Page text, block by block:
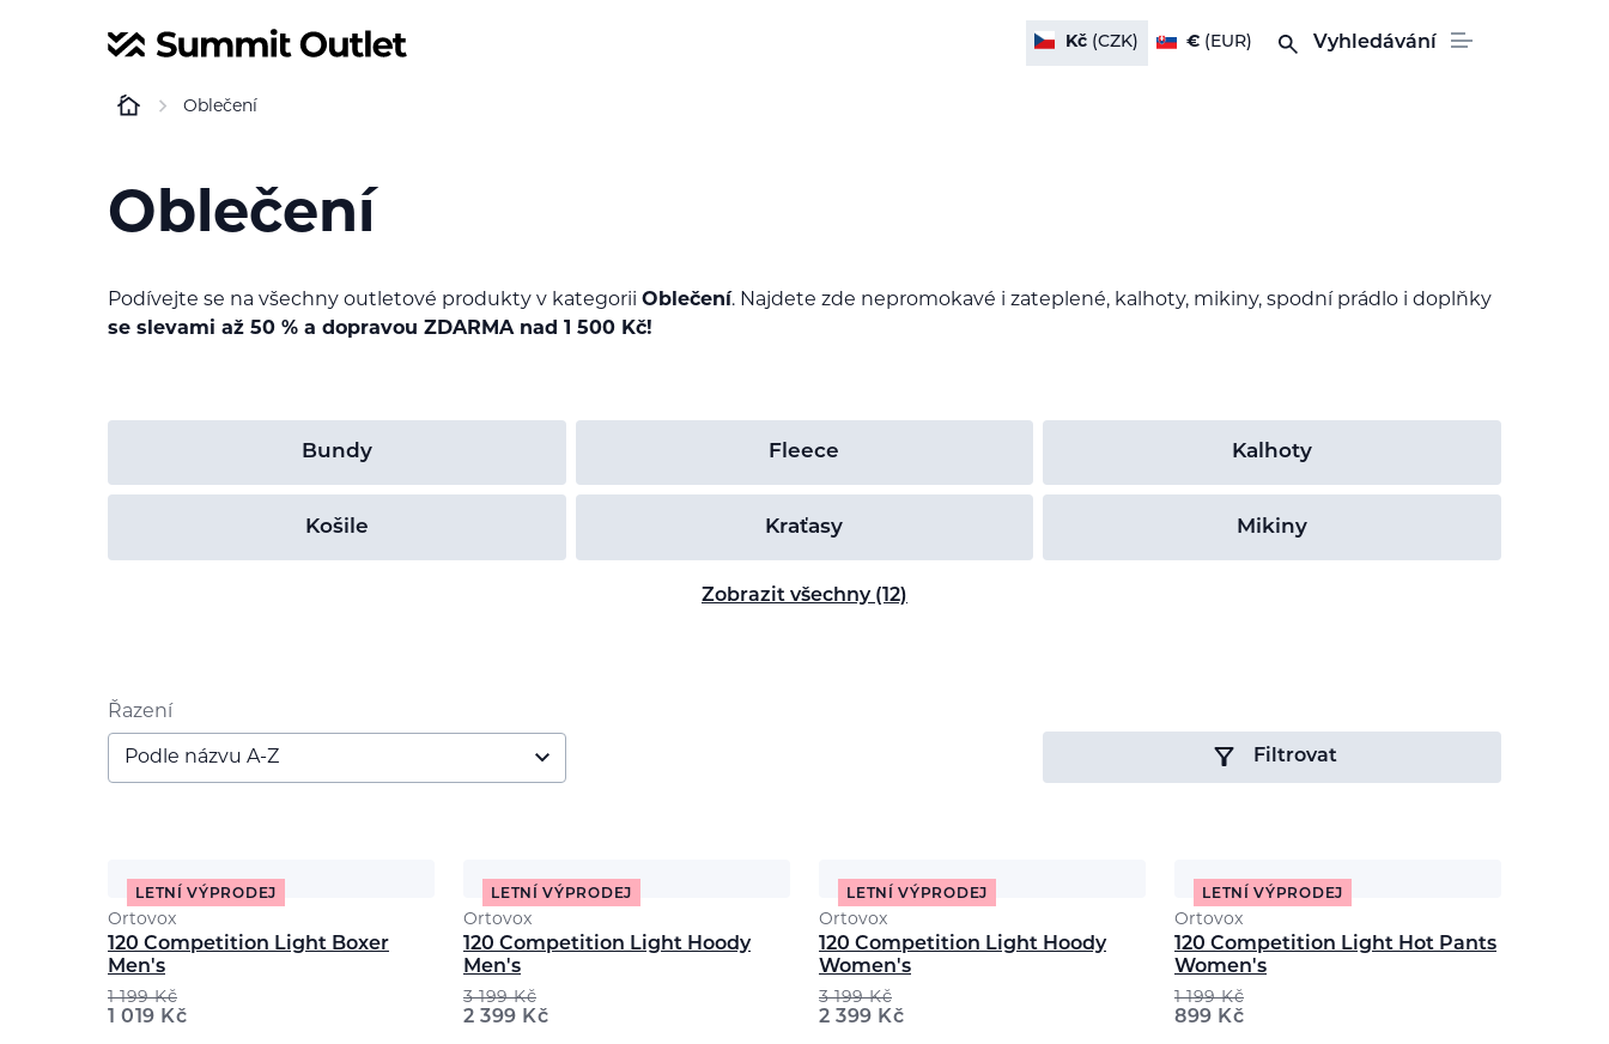
Kč(CZK) € (EUR) Vyhledávání
Oblečení
Oblečení
Podívejte se na všechny outletové produkty v kategorii Oblečení. Najdete zde nepromokavé i zateplené, kalhoty, mikiny, spodní prádlo i doplňky
se slevami až 50 % a dopravou ZDARMA nad 1 500 Kč!
Bundy Fleece Kalhoty
Košile Kraťasy Mikiny
Zobrazit všechny (12)
Řazení
Podle názvu A-Z Filtrovat
LETNÍ VÝPRODEJ
Ortovox
120 Competition Light Boxer
Men's
1 199Kč
1 019 Kč
LETNÍ VÝPRODEJ
Ortovox
120 Competition Light Hoody
Men's
3 199Kč
2 399 Kč
LETNÍ VÝPRODEJ
Ortovox
120 Competition Light Hoody
Women's
3 199Kč
2 399 Kč
LETNÍ VÝPRODEJ
Ortovox
120 Competition Light Hot Pants
Women's
1 199Kč
899 Kč